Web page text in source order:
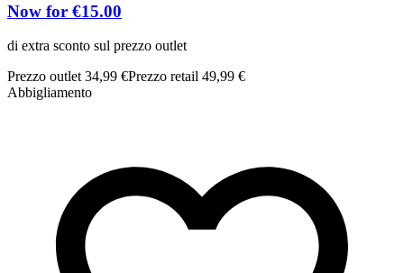
Now for €15.00
di extra sconto sul prezzo outlet
Prezzo outlet 34,99 €Prezzo retail 49,99 €
Abbigliamento